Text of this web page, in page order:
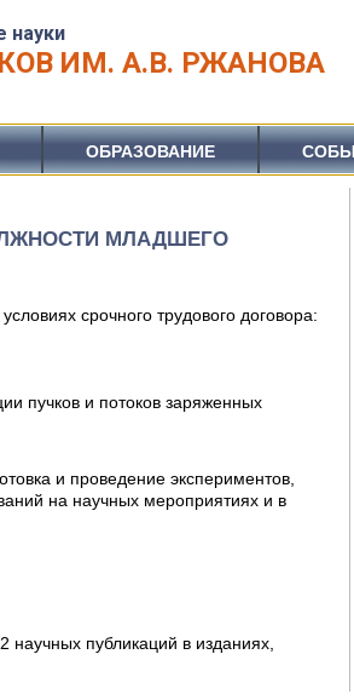
науки
ИМ. А.В. РЖАНОВА
ОБРАЗОВАНИЕ
МЛАДШЕГО
срочного трудового договора:
пучков и потоков заряженных
и проведение экспериментов,
на научных мероприятиях и в
научных публикаций в изданиях,